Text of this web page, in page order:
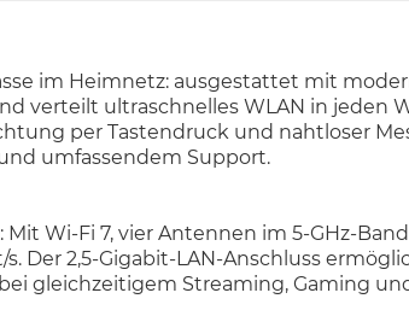
im Heimnetz: ausgestattet mit
verteilt ultraschnelles WLAN in jeden
per Tastendruck und nahtloser
umfassendem Support.
Wi-Fi 7, vier Antennen im 5-GHz-
Der 2,5-Gigabit-LAN-Anschluss
gleichzeitigem Streaming, Gaming